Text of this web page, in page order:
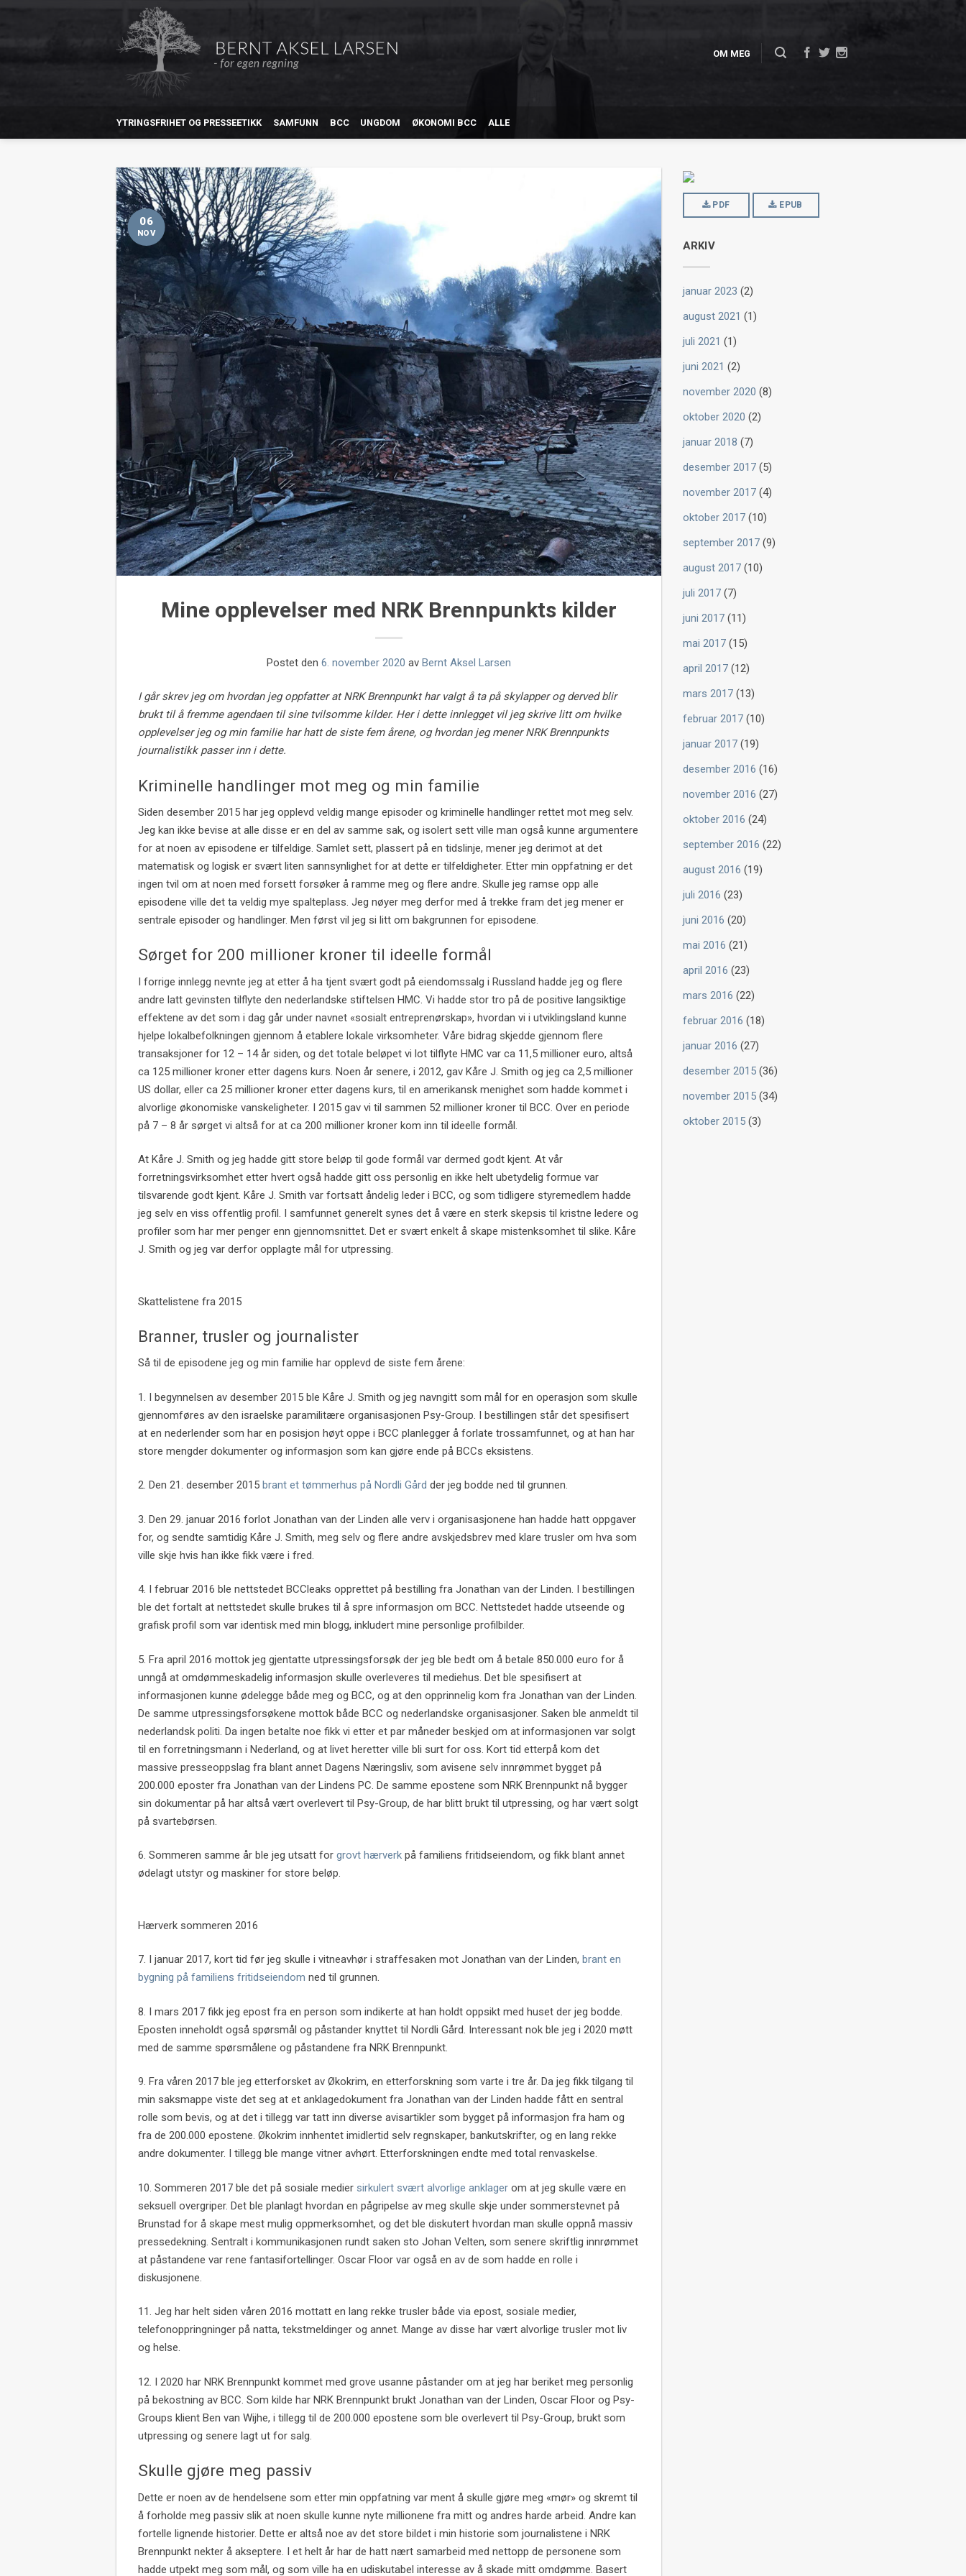
OM MEG
YTRINGSFRIHET OG PRESSEETIKK SAMFUNN BCC UNGDOM ØKONOMI BCC ALLE
06
NOV
Mine opplevelser med NRK Brennpunkts kilder
Postet den 6. november 2020 av Bernt Aksel Larsen
I går skrev jeg om hvordan jeg oppfatter at NRK Brennpunkt har valgt å ta på skylapper og derved blir
brukt til å fremme agendaen til sine tvilsomme kilder. Her i dette innlegget vil jeg skrive litt om hvilke
opplevelser jeg og min familie har hatt de siste fem årene, og hvordan jeg mener NRK Brennpunkts
journalistikk passer inn i dette.
Kriminelle handlinger mot meg og min familie
Siden desember 2015 har jeg opplevd veldig mange episoder og kriminelle handlinger rettet mot meg selv.
Jeg kan ikke bevise at alle disse er en del av samme sak, og isolert sett ville man også kunne argumentere
for at noen av episodene er tilfeldige. Samlet sett, plassert på en tidslinje, mener jeg derimot at det
matematisk og logisk er svært liten sannsynlighet for at dette er tilfeldigheter. Etter min oppfatning er det
ingen tvil om at noen med forsett forsøker å ramme meg og flere andre. Skulle jeg ramse opp alle
episodene ville det ta veldig mye spalteplass. Jeg nøyer meg derfor med å trekke fram det jeg mener er
sentrale episoder og handlinger. Men først vil jeg si litt om bakgrunnen for episodene.
Sørget for 200 millioner kroner til ideelle formål
I forrige innlegg nevnte jeg at etter å ha tjent svært godt på eiendomssalg i Russland hadde jeg og flere
andre latt gevinsten tilflyte den nederlandske stiftelsen HMC. Vi hadde stor tro på de positive langsiktige
effektene av det som i dag går under navnet «sosialt entreprenørskap», hvordan vi i utviklingsland kunne
hjelpe lokalbefolkningen gjennom å etablere lokale virksomheter. Våre bidrag skjedde gjennom flere
transaksjoner for 12 – 14 år siden, og det totale beløpet vi lot tilflyte HMC var ca 11,5 millioner euro, altså
ca 125 millioner kroner etter dagens kurs. Noen år senere, i 2012, gav Kåre J. Smith og jeg ca 2,5 millioner
US dollar, eller ca 25 millioner kroner etter dagens kurs, til en amerikansk menighet som hadde kommet i
alvorlige økonomiske vanskeligheter. I 2015 gav vi til sammen 52 millioner kroner til BCC. Over en periode
på 7 – 8 år sørget vi altså for at ca 200 millioner kroner kom inn til ideelle formål.
At Kåre J. Smith og jeg hadde gitt store beløp til gode formål var dermed godt kjent. At vår
forretningsvirksomhet etter hvert også hadde gitt oss personlig en ikke helt ubetydelig formue var
tilsvarende godt kjent. Kåre J. Smith var fortsatt åndelig leder i BCC, og som tidligere styremedlem hadde
jeg selv en viss offentlig profil. I samfunnet generelt synes det å være en sterk skepsis til kristne ledere og
profiler som har mer penger enn gjennomsnittet. Det er svært enkelt å skape mistenksomhet til slike. Kåre
J. Smith og jeg var derfor opplagte mål for utpressing.
Skattelistene fra 2015
Branner, trusler og journalister
Så til de episodene jeg og min familie har opplevd de siste fem årene:
1. I begynnelsen av desember 2015 ble Kåre J. Smith og jeg navngitt som mål for en operasjon som skulle
gjennomføres av den israelske paramilitære organisasjonen Psy-Group. I bestillingen står det spesifisert
at en nederlender som har en posisjon høyt oppe i BCC planlegger å forlate trossamfunnet, og at han har
store mengder dokumenter og informasjon som kan gjøre ende på BCCs eksistens.
2. Den 21. desember 2015 brant et tømmerhus på Nordli Gård der jeg bodde ned til grunnen.
3. Den 29. januar 2016 forlot Jonathan van der Linden alle verv i organisasjonene han hadde hatt oppgaver
for, og sendte samtidig Kåre J. Smith, meg selv og flere andre avskjedsbrev med klare trusler om hva som
ville skje hvis han ikke fikk være i fred.
4. I februar 2016 ble nettstedet BCCleaks opprettet på bestilling fra Jonathan van der Linden. I bestillingen
ble det fortalt at nettstedet skulle brukes til å spre informasjon om BCC. Nettstedet hadde utseende og
grafisk profil som var identisk med min blogg, inkludert mine personlige profilbilder.
5. Fra april 2016 mottok jeg gjentatte utpressingsforsøk der jeg ble bedt om å betale 850.000 euro for å
unngå at omdømmeskadelig informasjon skulle overleveres til mediehus. Det ble spesifisert at
informasjonen kunne ødelegge både meg og BCC, og at den opprinnelig kom fra Jonathan van der Linden.
De samme utpressingsforsøkene mottok både BCC og nederlandske organisasjoner. Saken ble anmeldt til
nederlandsk politi. Da ingen betalte noe fikk vi etter et par måneder beskjed om at informasjonen var solgt
til en forretningsmann i Nederland, og at livet heretter ville bli surt for oss. Kort tid etterpå kom det
massive presseoppslag fra blant annet Dagens Næringsliv, som avisene selv innrømmet bygget på
200.000 eposter fra Jonathan van der Lindens PC. De samme epostene som NRK Brennpunkt nå bygger
sin dokumentar på har altså vært overlevert til Psy-Group, de har blitt brukt til utpressing, og har vært solgt
på svartebørsen.
6. Sommeren samme år ble jeg utsatt for grovt hærverk på familiens fritidseiendom, og fikk blant annet
ødelagt utstyr og maskiner for store beløp.
Hærverk sommeren 2016
7. I januar 2017, kort tid før jeg skulle i vitneavhør i straffesaken mot Jonathan van der Linden, brant en
bygning på familiens fritidseiendom ned til grunnen.
8. I mars 2017 fikk jeg epost fra en person som indikerte at han holdt oppsikt med huset der jeg bodde.
Eposten inneholdt også spørsmål og påstander knyttet til Nordli Gård. Interessant nok ble jeg i 2020 møtt
med de samme spørsmålene og påstandene fra NRK Brennpunkt.
9. Fra våren 2017 ble jeg etterforsket av Økokrim, en etterforskning som varte i tre år. Da jeg fikk tilgang til
min saksmappe viste det seg at et anklagedokument fra Jonathan van der Linden hadde fått en sentral
rolle som bevis, og at det i tillegg var tatt inn diverse avisartikler som bygget på informasjon fra ham og
fra de 200.000 epostene. Økokrim innhentet imidlertid selv regnskaper, bankutskrifter, og en lang rekke
andre dokumenter. I tillegg ble mange vitner avhørt. Etterforskningen endte med total renvaskelse.
10. Sommeren 2017 ble det på sosiale medier sirkulert svært alvorlige anklager om at jeg skulle være en
seksuell overgriper. Det ble planlagt hvordan en pågripelse av meg skulle skje under sommerstevnet på
Brunstad for å skape mest mulig oppmerksomhet, og det ble diskutert hvordan man skulle oppnå massiv
pressedekning. Sentralt i kommunikasjonen rundt saken sto Johan Velten, som senere skriftlig innrømmet
at påstandene var rene fantasifortellinger. Oscar Floor var også en av de som hadde en rolle i
diskusjonene.
11. Jeg har helt siden våren 2016 mottatt en lang rekke trusler både via epost, sosiale medier,
telefonoppringninger på natta, tekstmeldinger og annet. Mange av disse har vært alvorlige trusler mot liv
og helse.
12. I 2020 har NRK Brennpunkt kommet med grove usanne påstander om at jeg har beriket meg personlig
på bekostning av BCC. Som kilde har NRK Brennpunkt brukt Jonathan van der Linden, Oscar Floor og Psy-
Groups klient Ben van Wijhe, i tillegg til de 200.000 epostene som ble overlevert til Psy-Group, brukt som
utpressing og senere lagt ut for salg.
Skulle gjøre meg passiv
Dette er noen av de hendelsene som etter min oppfatning var ment å skulle gjøre meg «mør» og skremt til
å forholde meg passiv slik at noen skulle kunne nyte millionene fra mitt og andres harde arbeid. Andre kan
fortelle lignende historier. Dette er altså noe av det store bildet i min historie som journalistene i NRK
Brennpunkt nekter å akseptere. I et helt år har de hatt nært samarbeid med nettopp de personene som
hadde utpekt meg som mål, og som ville ha en udiskutabel interesse av å skade mitt omdømme. Basert
PDF EPUB
ARKIV
januar 2023 (2)
august 2021 (1)
juli 2021 (1)
juni 2021 (2)
november 2020 (8)
oktober 2020 (2)
januar 2018 (7)
desember 2017(5)
november 2017(4)
oktober 2017(10)
september 2017(9)
august 2017(10)
juli 2017(7)
juni 2017(11)
mai 2017(15)
april 2017(12)
mars 2017(13)
februar 2017(10)
januar 2017(19)
desember 2016 (16)
november 2016 (27)
oktober 2016 (24)
september 2016 (22)
august 2016 (19)
juli 2016 (23)
juni 2016 (20)
mai 2016 (21)
april 2016 (23)
mars 2016 (22)
februar 2016 (18)
januar 2016 (27)
desember 2015(36)
november 2015(34)
oktober 2015(3)